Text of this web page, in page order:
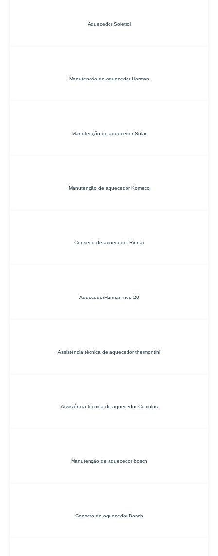
Aquecedor Soletrol
Manutenção de aquecedor Harman
Manutenção de aquecedor Solar
Manutenção de aquecedor Komeco
Conserto de aquecedor Rinnai
AquecedorHarman neo 20
Assistência técnica de aquecedor thermontini
Assistência técnica de aquecedor Cumulus
Manutenção de aquecedor bosch
Conseto de aquecedor Bosch